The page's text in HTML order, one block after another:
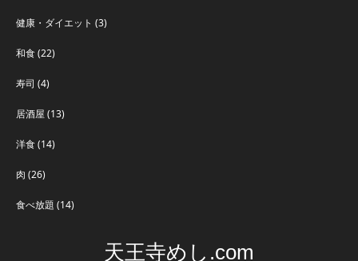
健康・ダイエット (3)
和食(22)
寿司 (4)
居酒屋 (13)
洋食(14)
肉 (26)
食べ放題 (14)
天王寺めし.com